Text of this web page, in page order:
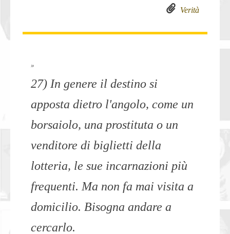
Verità
»
27) In genere il destino si
apposta dietro l'angolo, come un
borsaiolo, una prostituta o un
venditore di biglietti della
lotteria, le sue incarnazioni più
frequenti. Ma non fa mai visita a
domicilio. Bisogna andare a
cercarlo.